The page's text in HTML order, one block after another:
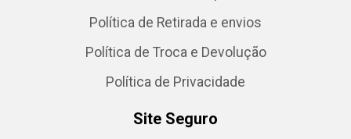
Política de Retirada e envios
Política de Troca e Devolução
Política de Privacidade
Site Seguro